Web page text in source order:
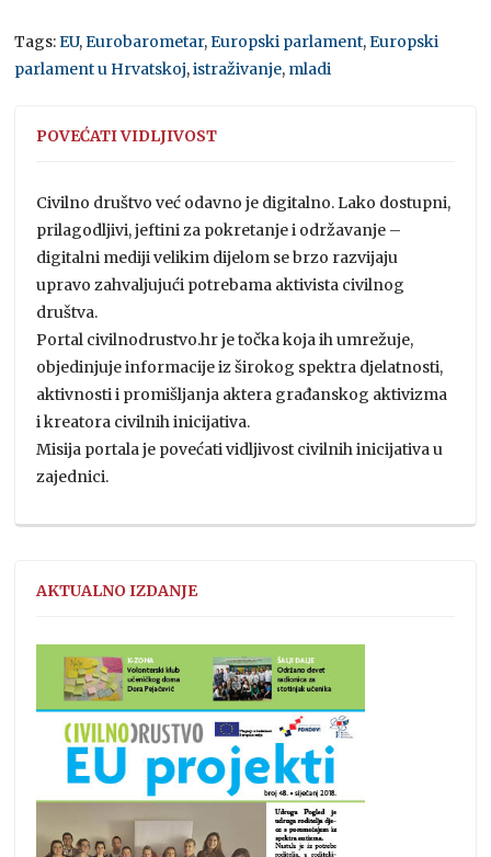
Tags:EU,Eurobarometar,Europski parlament,Europski
parlament u Hrvatskoj,istraživanje, mladi
POVEĆATI VIDLJIVOST
Civilno društvo već odavno je digitalno. Lako dostupni,
prilagodljivi, jeftini za pokretanje i održavanje –
digitalni mediji velikim dijelom se brzo razvijaju
upravo zahvaljujući potrebama aktivista civilnog
društva.
Portal civilnodrustvo.hr je točka koja ih umrežuje,
objedinjuje informacije iz širokog spektra djelatnosti,
aktivnosti i promišljanja aktera građanskog aktivizma
i kreatora civilnih inicijativa.
Misija portala je povećati vidljivost civilnih inicijativa u
zajednici.
AKTUALNO IZDANJE